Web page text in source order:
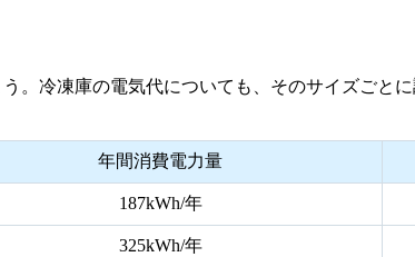
。冷凍庫の電気代についても、そのサイズごと
年間消費電力量
187kWh/年
325kWh/年